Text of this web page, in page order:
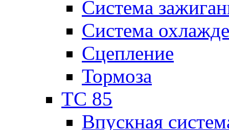
Система
Система
Сцепление
Тормоза
TC 85
Впускная